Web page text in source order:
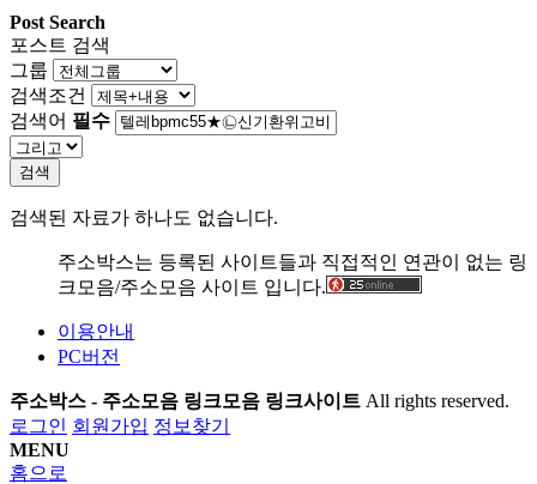
Post Search
포스트 검색
그룹
검색조건
검색어 필수
검색
검색된 자료가 하나도 없습니다.
주소박스는 등록된 사이트들과 직접적인 연관이 없는 링
크모음/주소모음 사이트 입니다.
이용안내
PC버전
주소박스 - 주소모음 링크모음 링크사이트 All rights reserved.
로그인 회원가입 정보찾기
MENU
홈으로